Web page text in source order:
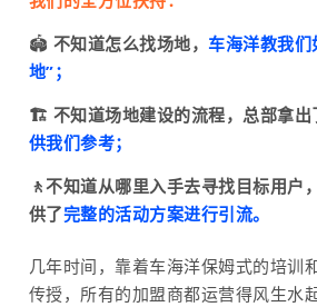
🏟 不知道怎么找场地， 车海洋教我
地”；
🏗 不知道场地建设的流程，总部拿出
供我们参考；
🚶不知道从哪里入手去寻找目标用户
供了完整的活动方案进行引流。
几年时间，靠着车海洋保姆式的培训
传授，所有的加盟商都运营得风生水